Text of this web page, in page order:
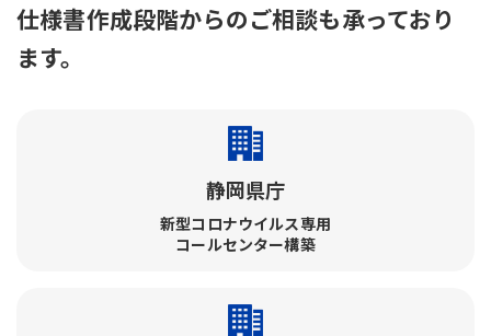
仕様書作成段階からのご相談も承っており
ます。
静岡県庁
新型コロナウイルス専用
コールセンター構築